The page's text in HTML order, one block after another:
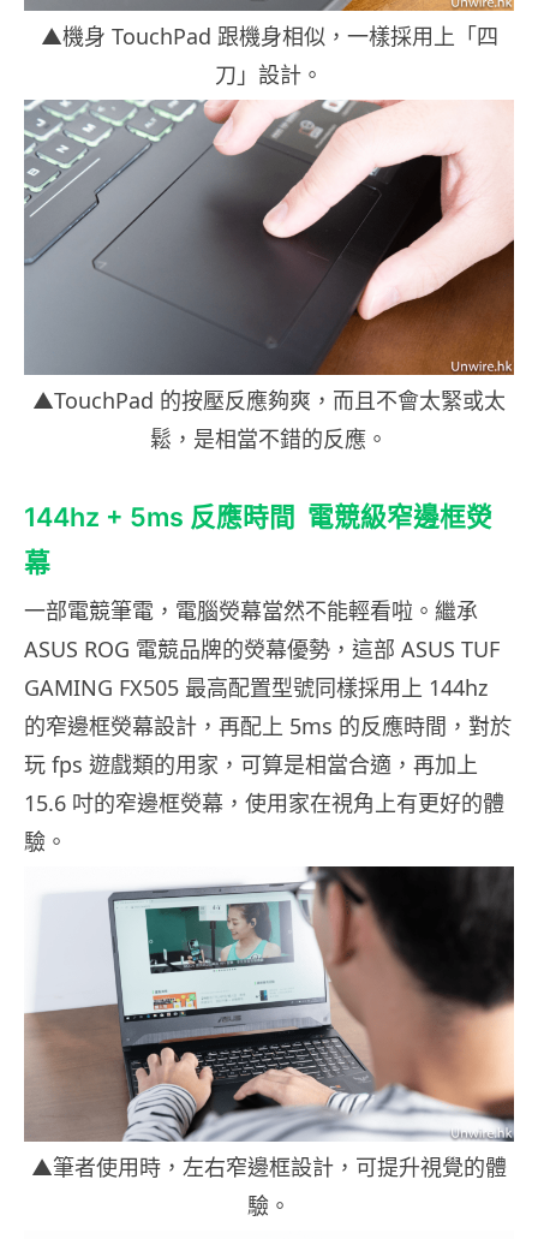
▲機身 TouchPad 跟機身相似，一樣採用上「四
刀」設計。
▲TouchPad 的按壓反應夠爽，而且不會太緊或太
鬆，是相當不錯的反應。
144hz + 5ms 反應時間 電競級窄邊框熒
幕
一部電競筆電，電腦熒幕當然不能輕看啦。繼承
ASUS ROG 電競品牌的熒幕優勢，這部 ASUS TUF
GAMING FX505 最高配置型號同樣採用上 144hz
的窄邊框熒幕設計，再配上 5ms 的反應時間，對於
玩 fps 遊戲類的用家，可算是相當合適，再加上
15.6 吋的窄邊框熒幕，使用家在視角上有更好的體
驗。
▲筆者使用時，左右窄邊框設計，可提升視覺的體
驗。